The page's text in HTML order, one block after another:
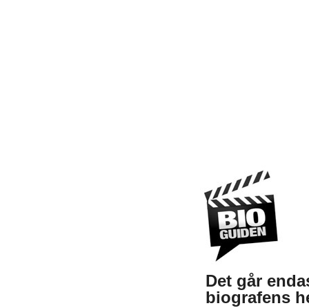
Det går
biografens